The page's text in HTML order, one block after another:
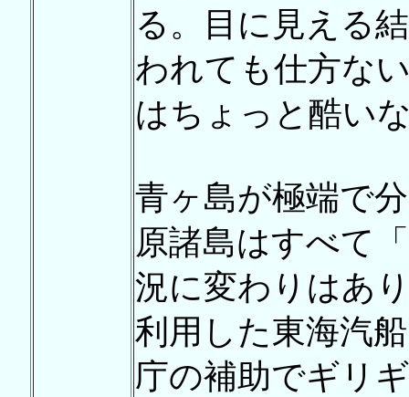
る。目に見える
われても仕方な
はちょっと酷い
青ヶ島が極端で
原諸島はすべて
況に変わりはあ
利用した東海汽
庁の補助でギリ